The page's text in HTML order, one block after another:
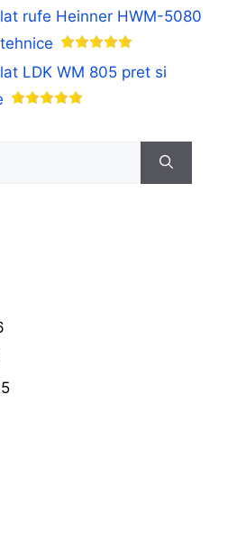
rufe Heinner HWM-5080
LDK WM 805 pret si